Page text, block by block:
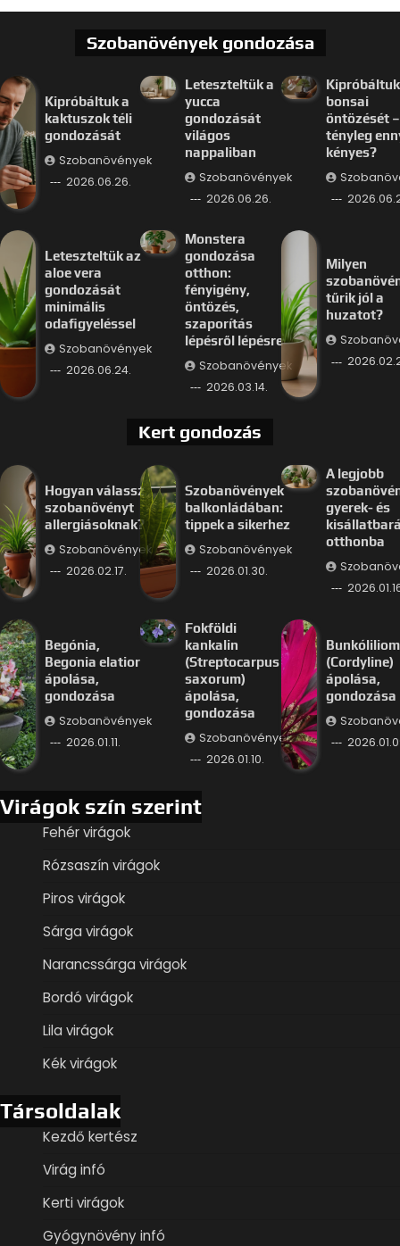
Szobanövények gondozása
Kipróbáltuk a
kaktuszok téli
gondozását
Szobanövények
2026.06.26.
Leteszteltük a
yucca
gondozását
világos
nappaliban
Szobanövények
2026.06.26.
bonsai
öntözését –
tényleg
kényes?
Leteszteltük az
aloe vera
gondozását
minimális
odafigyeléssel
Szobanövények
2026.06.24.
Monstera
gondozása
otthon:
fényigény,
öntözés,
szaporítás
lépésről lépésre
Szobanövények
2026.03.14.
Milyen
tűrik jól a
huzatot?
Kert gondozás
Hogyan válassz
szobanövényt
allergiásoknak?
Szobanövények
2026.02.17.
Szobanövények
balkonládában:
tippek a sikerhez
Szobanövények
2026.01.30.
A legjobb
gyerek- és
otthonba
Begónia,
Begonia elatior
ápolása,
gondozása
Szobanövények
2026.01.11.
Fokföldi
kankalin
(Streptocarpus
saxorum)
ápolása,
gondozása
Szobanövények
2026.01.10.
Bunkóliliom
(Cordyline)
ápolása,
gondozása
Virágok szín szerint
Fehér virágok
Rózsaszín virágok
Piros virágok
Sárga virágok
Narancssárga virágok
Bordó virágok
Lila virágok
Kék virágok
Társoldalak
Kezdő kertész
Virág infó
Kerti virágok
Gyógynövény infó